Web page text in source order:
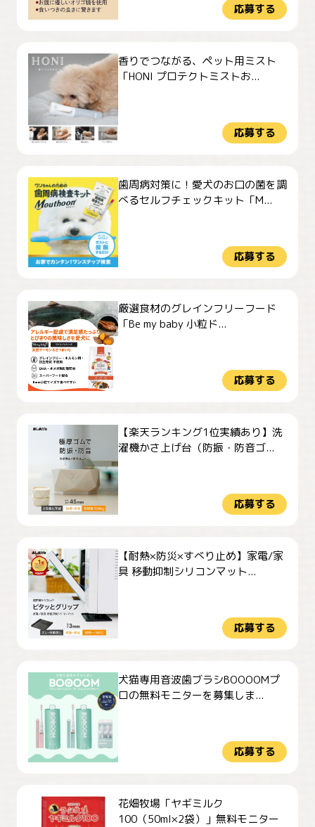
応募する
香りでつながる、ペット用ミスト
「HONI プロテクトミストお...
応募する
歯周病対策に！愛犬のお口の菌を調
べるセルフチェックキット「M...
応募する
厳選食材のグレインフリーフード
「Be my baby 小粒ド...
応募する
【楽天ランキング1位実績あり】洗
濯機かさ上げ台（防振・防音ゴ...
応募する
【耐熱×防災×すべり止め】家電/家
具 移動抑制シリコンマット...
応募する
犬猫専用音波歯ブラシBOOOOMプ
ロの無料モニターを募集しま...
応募する
花畑牧場「ヤギミルク
100（50ml×2袋）」無料モニター